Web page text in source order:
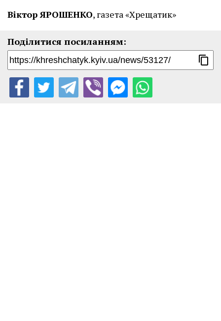
Віктор ЯРОШЕНКО, газета «Хрещатик»